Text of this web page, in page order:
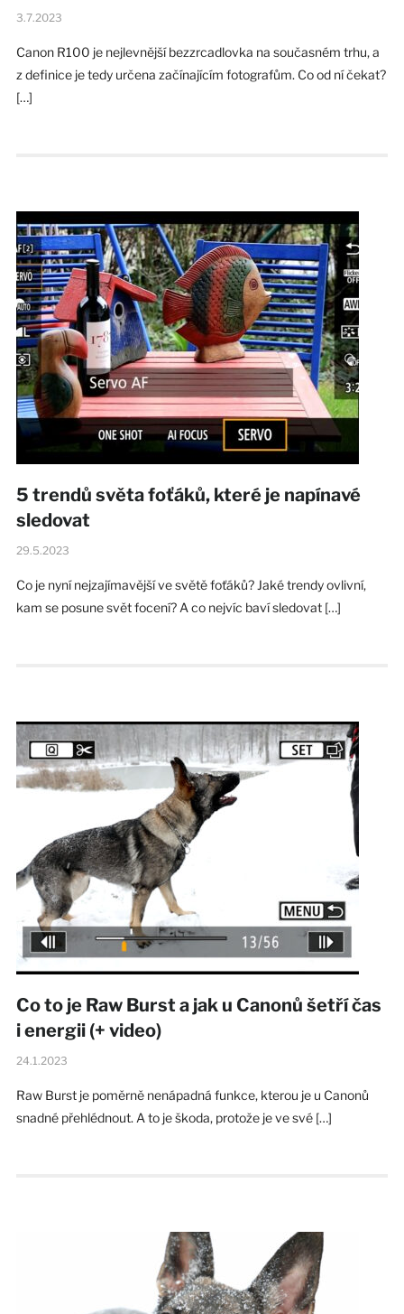
3.7.2023
Canon R100 je nejlevnější bezzrcadlovka na současném trhu, a
z definice je tedy určena začínajícím fotografům. Co od ní čekat?
[…]
5 trendů světa foťáků, které je napínavé
sledovat
29.5.2023
Co je nyní nejzajímavější ve světě foťáků? Jaké trendy ovlivní,
kam se posune svět focení? A co nejvíc baví sledovat […]
Co to je Raw Burst a jak u Canonů šetří čas
i energii (+ video)
24.1.2023
Raw Burst je poměrně nenápadná funkce, kterou je u Canonů
snadné přehlédnout. A to je škoda, protože je ve své […]